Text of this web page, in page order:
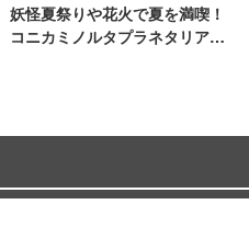
妖怪夏祭りや花火で夏を満喫！
コニカミノルタプラネタリア